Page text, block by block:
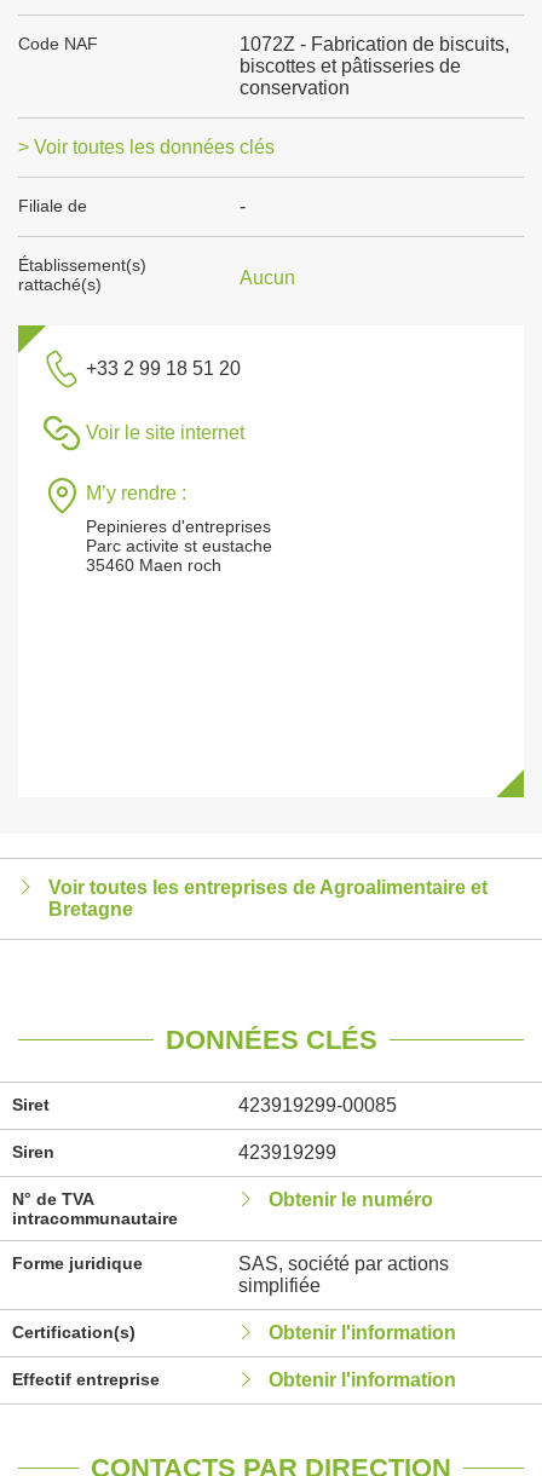
Code NAF
1072Z - Fabrication de biscuits,
biscottes et pâtisseries de
conservation
> Voir toutes les données clés
Filiale de -
Établissement(s)
rattaché(s)
Aucun
+33 2 99 18 51 20
Voir le site internet
M’y rendre :
Pepinieres d'entreprises
Parc activite st eustache
35460 Maen roch
Voir toutes les entreprises de Agroalimentaire et
Bretagne
DONNÉES CLÉS
Siret 423919299-00085
Siren 423919299
N° de TVA
intracommunautaire
Obtenir le numéro
Forme juridique
SAS, société par actions
simplifiée
Certification(s) Obtenir l'information
Effectif entreprise Obtenir l'information
CONTACTS PAR DIRECTION